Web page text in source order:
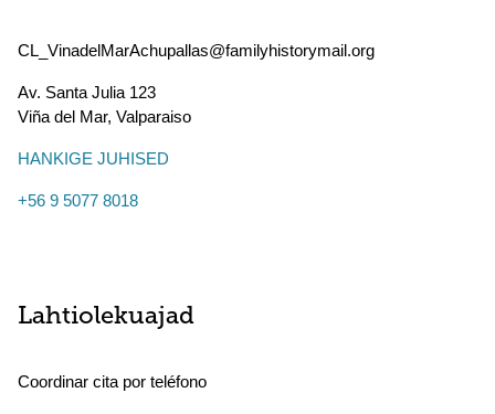
CL_VinadelMarAchupallas@familyhistorymail.org
Av. Santa Julia 123
Viña del Mar, Valparaiso
HANKIGE JUHISED
+56 9 5077 8018
Lahtiolekuajad
Coordinar cita por teléfono